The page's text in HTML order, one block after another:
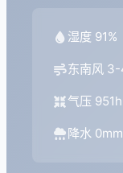
湿度 91%
东南风
气压
降水 0mm